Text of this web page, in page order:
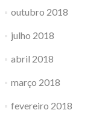
outubro 2018
julho 2018
abril 2018
março 2018
fevereiro 2018